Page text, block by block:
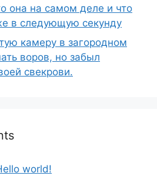
она на самом деле и что
в следующую секунду
камеру в загородном
воров, но забыл
свекрови.
world!